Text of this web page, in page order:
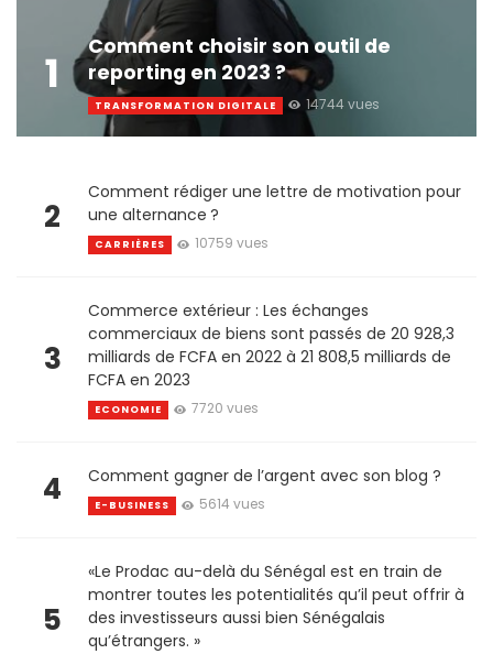
1
Comment choisir son outil de
reporting en 2023 ?
TRANSFORMATION DIGITALE 14744 vues
2
Comment rédiger une lettre de motivation pour
une alternance ?
CARRIÈRES 10759 vues
3
Commerce extérieur : Les échanges
commerciaux de biens sont passés de 20 928,3
milliards de FCFA en 2022 à 21 808,5 milliards de
FCFA en 2023
ECONOMIE 7720 vues
4 Comment gagner de l’argent avec son blog ?
E-BUSINESS 5614 vues
5
«Le Prodac au-delà du Sénégal est en train de
montrer toutes les potentialités qu’il peut offrir à
des investisseurs aussi bien Sénégalais
qu’étrangers. »